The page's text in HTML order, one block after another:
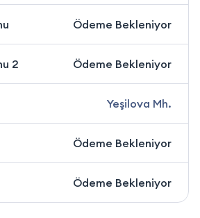
Ödeme Bekleniyor
2 Ödeme Bekleniyor
Yeşilova Mh.
Ödeme Bekleniyor
Ödeme Bekleniyor